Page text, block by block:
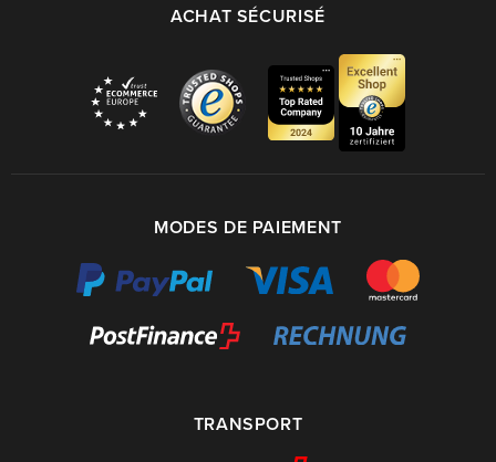
ACHAT SÉCURISÉ
MODES DE PAIEMENT
TRANSPORT